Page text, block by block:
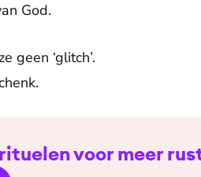
God.
geen ‘glitch’.
voor meer